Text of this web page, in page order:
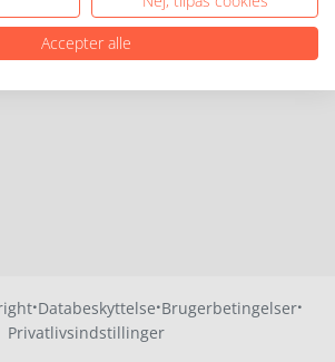
·Databeskyttelse·Brugerbetingelser·
Privatlivsindstillinger
Accepter alle